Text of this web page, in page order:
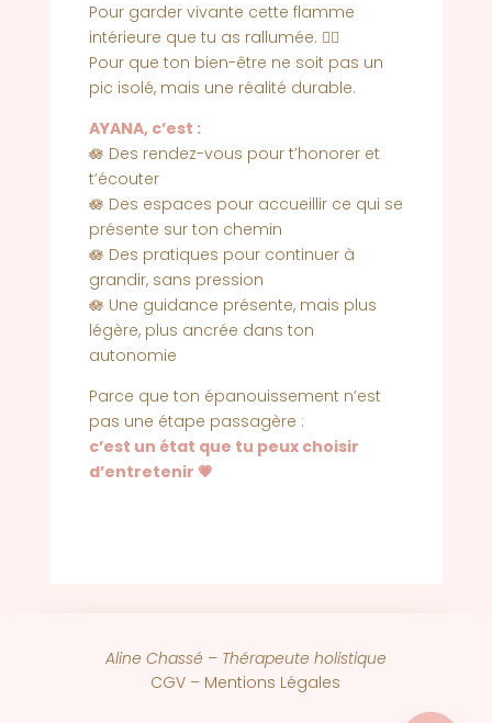
Pour garder vivante cette flamme
intérieure que tu as rallumée. ❤️‍🔥
Pour que ton bien-être ne soit pas un
pic isolé, mais une réalité durable.
AYANA, c’est :
🪷 Des rendez-vous pour t’honorer et
t’écouter
🪷 Des espaces pour accueillir ce qui se
présente sur ton chemin
🪷 Des pratiques pour continuer à
grandir, sans pression
🪷 Une guidance présente, mais plus
légère, plus ancrée dans ton
autonomie
Parce que ton épanouissement n’est
pas une étape passagère :
c’est un état que tu peux choisir
d’entretenir 💗
Aline Chassé – Thérapeute holistique
CGV – Mentions Légales